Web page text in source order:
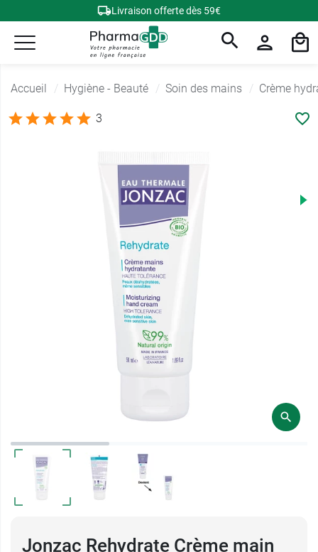
Livraison offerte dès 59€
Accueil Hygiène - Beauté Soin des mains Crème
3
Jonzac Rehydrate Crème main